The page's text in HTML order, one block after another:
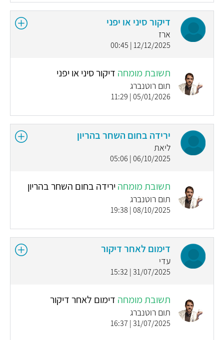
דיקור סיני או יפני
ארז
12/12/2025 | 00:45
תשובת מומחה דיקור סיני או יפני
תום רוטנברג
05/01/2026 | 11:29
ירידה בחום השחר בהריון
ליאת
06/10/2025 | 05:06
תשובת מומחהירידה בחום השחר בהריון
תום רוטנברג
08/10/2025 | 19:38
דימום לאחר דיקור
עדי
31/07/2025 | 15:32
תשובת מומחה דימום לאחר דיקור
תום רוטנברג
31/07/2025 | 16:37